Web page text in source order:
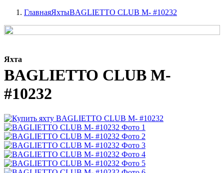
ГлавнаяЯхтыBAGLIETTO CLUB M- #10232
Яхта
BAGLIETTO CLUB M-
#10232